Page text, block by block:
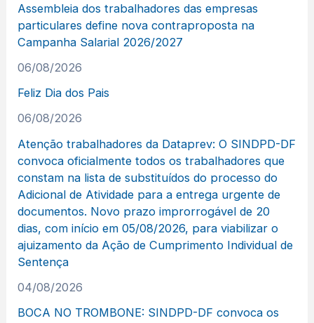
Assembleia dos trabalhadores das empresas
particulares define nova contraproposta na
Campanha Salarial 2026/2027
06/08/2026
Feliz Dia dos Pais
06/08/2026
Atenção trabalhadores da Dataprev: O SINDPD-DF
convoca oficialmente todos os trabalhadores que
constam na lista de substituídos do processo do
Adicional de Atividade para a entrega urgente de
documentos. Novo prazo improrrogável de 20
dias, com início em 05/08/2026, para viabilizar o
ajuizamento da Ação de Cumprimento Individual de
Sentença
04/08/2026
BOCA NO TROMBONE: SINDPD-DF convoca os